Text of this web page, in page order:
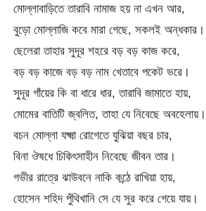
মোল্লাবাড়িতে তারাবি নামাজ হয় না এখন আর,
বুড়ো মোল্লাজি কবে মারা গেছে, সকলই অন্ধকার।
ছেলেরা তাহার সুদূর শহরে বড় বড় কাজ করে,
বড় বড় কাজে বড় বড় নাম খেতাবে পকেট ভরে।
সুদূর গাঁয়ের কি বা ধারে ধার, তারাবি জামাতে হায়,
মোমের বাতিটি জ্বলিত, তাহা যে নিবেছে অবহেলায়।
বচন মোল্লা যক্ষ্মা রোগেতে যুঝিয়া বছর চার,
বিনা ঔষধে চিকিৎসাহীন নিবেছে জীবন তার।
গভীর রাত্রে ঝাউবনে নাকি কন্ঠে রাখিয়া হায়,
হোসেন শহিদ পুঁথিখানি সে যে সুর করে গেয়ে যায়।